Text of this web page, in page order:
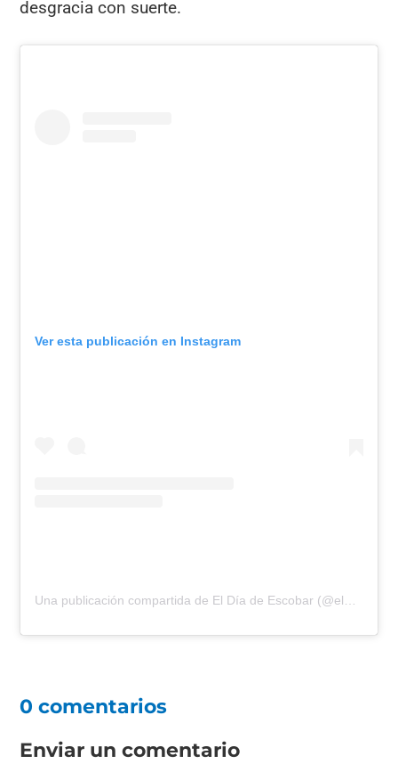
desgracia con suerte.
Ver esta publicación en Instagram
Una publicación compartida de El Día de Escobar (@eldiadeescobar)
0 comentarios
Enviar un comentario